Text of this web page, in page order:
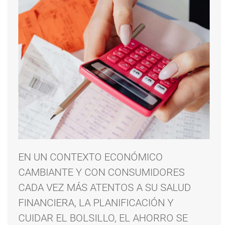
EN UN CONTEXTO ECONÓMICO
CAMBIANTE Y CON CONSUMIDORES
CADA VEZ MÁS ATENTOS A SU SALUD
FINANCIERA, LA PLANIFICACIÓN Y
CUIDAR EL BOLSILLO, EL AHORRO SE